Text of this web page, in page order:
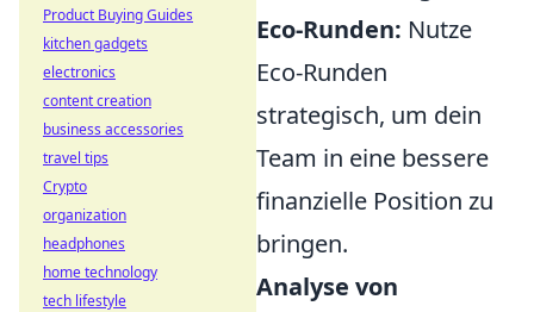
Eco-Runden: Nutze
Eco-Runden
strategisch, um dein
Team in eine bessere
finanzielle Position zu
bringen.
Analyse von
Product Buying Guides
kitchen gadgets
electronics
content creation
business accessories
travel tips
Crypto
organization
headphones
home technology
tech lifestyle